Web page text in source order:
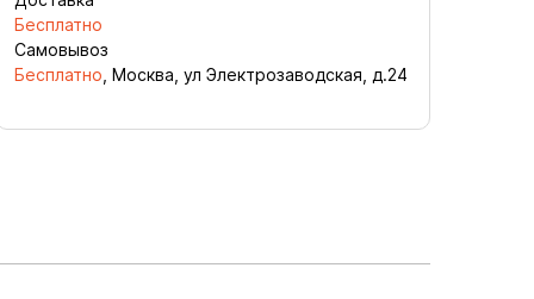
Бесплатно
Самовывоз
Бесплатно , Москва, ул Электрозаводская, д.24